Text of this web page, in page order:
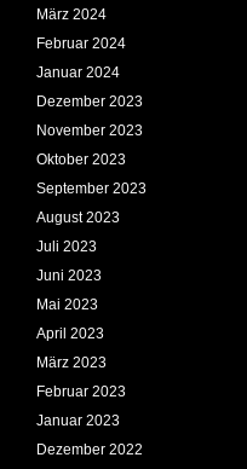
März 2024
Februar 2024
Januar 2024
Dezember 2023
November 2023
Oktober 2023
September 2023
August 2023
Juli 2023
Juni 2023
Mai 2023
April 2023
März 2023
Februar 2023
Januar 2023
Dezember 2022